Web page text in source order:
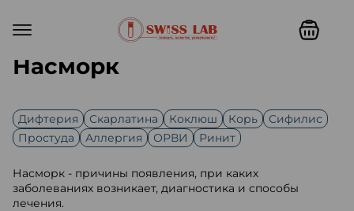
Насморк
Дифтерия Скарлатина Коклюш Корь
Сифилис
Простуда
Аллергия ОРВИ Ринит
Насморк - причины появления, при каких
заболеваниях возникает, диагностика и способы
лечения.